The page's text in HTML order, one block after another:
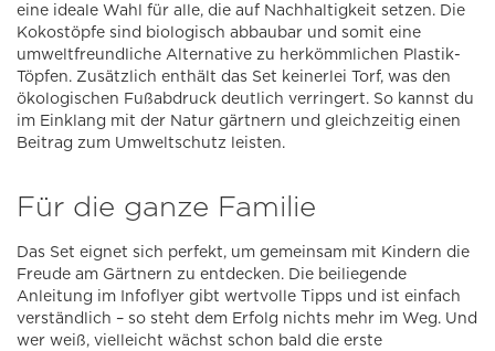
eine ideale Wahl für alle, die auf Nachhaltigkeit setzen. Die
Kokostöpfe sind biologisch abbaubar und somit eine
umweltfreundliche Alternative zu herkömmlichen Plastik-
Töpfen. Zusätzlich enthält das Set keinerlei Torf, was den
ökologischen Fußabdruck deutlich verringert. So kannst du
im Einklang mit der Natur gärtnern und gleichzeitig einen
Beitrag zum Umweltschutz leisten.
Für die ganze Familie
Das Set eignet sich perfekt, um gemeinsam mit Kindern die
Freude am Gärtnern zu entdecken. Die beiliegende
Anleitung im Infoflyer gibt wertvolle Tipps und ist einfach
verständlich – so steht dem Erfolg nichts mehr im Weg. Und
wer weiß, vielleicht wächst schon bald die erste